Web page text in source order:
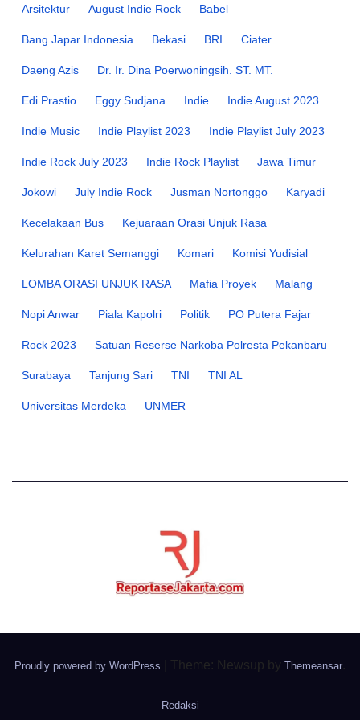
Arsitektur August Indie Rock Babel
Bang Japar Indonesia Bekasi BRI Ciater
Daeng Azis Dr. Ir. Dina Poerwoningsih. ST. MT.
Edi Prastio Eggy Sudjana Indie Indie August 2023
Indie Music Indie Playlist 2023 Indie Playlist July 2023
Indie Rock July 2023 Indie Rock Playlist Jawa Timur
Jokowi July Indie Rock Jusman Nortonggo Karyadi
Kecelakaan Bus Kejuaraan Orasi Unjuk Rasa
Kelurahan Karet Semanggi Komari Komisi Yudisial
LOMBA ORASI UNJUK RASA Mafia Proyek Malang
Nopi Anwar Piala Kapolri Politik PO Putera Fajar
Rock 2023 Satuan Reserse Narkoba Polresta Pekanbaru
Surabaya Tanjung Sari TNI TNI AL
Universitas Merdeka UNMER
Proudly powered by WordPress Theme: Newsup by Themeansar.
Redaksi